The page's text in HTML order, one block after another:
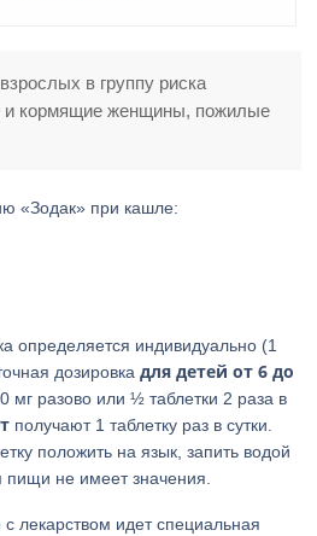
в группу риска
и кормящие женщины, пожилые
«Зодак» при кашле:
определяется индивидуально (1
дозировкадля детей от 6 до
мг разово или ½ таблетки 2 раза в
получают 1 таблетку раз в сутки.
положить на язык, запить водой
пищи не имеет значения.
с лекарством идет специальная